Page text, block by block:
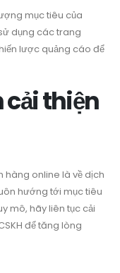
mục tiêu của
dụng các trang
lược quảng cáo để
thiện
hàng online là về dịch
hướng tới mục tiêu
mô, hãy liên tục cải
để tăng lòng